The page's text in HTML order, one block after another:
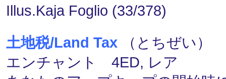
Illus.Kaja Foglio (33/378)
土地税/Land Tax （とちぜい）
エンチャント 4ED, レア